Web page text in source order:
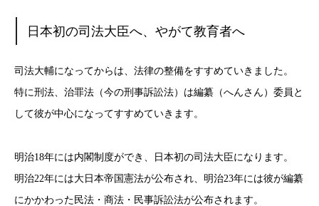
日本初の司法大臣へ、やがて教育者へ
司法大輔になってからは、法律の整備をすすめていきました。
特に刑法、治罪法（今の刑事訴訟法）は編纂（へんさん）委員と
して彼が中心になってすすめていきます。
明治18年には内閣制度ができ、日本初の司法大臣になります。
明治22年には大日本帝国憲法が公布され、明治23年には彼が編纂
にかかわった民法・商法・民事訴訟法が公布されます。